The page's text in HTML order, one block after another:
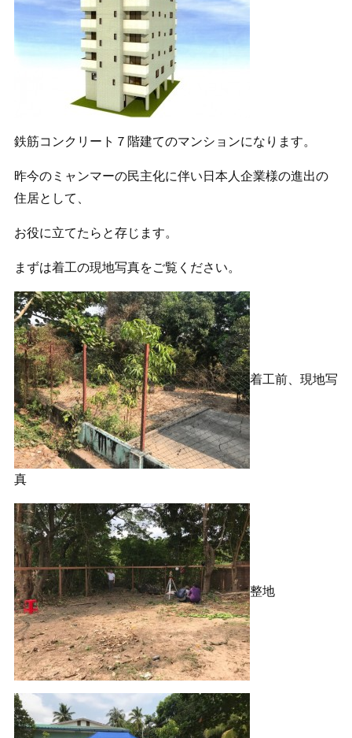
鉄筋コンクリート７階建てのマンションになります。
昨今のミャンマーの民主化に伴い日本人企業様の進出の
住居として、
お役に立てたらと存じます。
まずは着工の現地写真をご覧ください。
着工前、現地写
真
整地